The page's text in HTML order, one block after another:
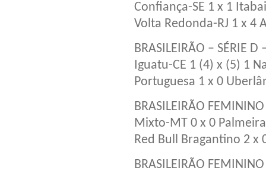
Confiança-SE 1 x 1
Volta Redonda-RJ 1 x 4
BRASILEIRÃO – SÉRIE
Iguatu-CE 1 (4) x (5) 1
Portuguesa 1 x 0
BRASILEIRÃO
Mixto-MT 0 x 0
Red Bull Bragantino 2 x
BRASILEIRÃO